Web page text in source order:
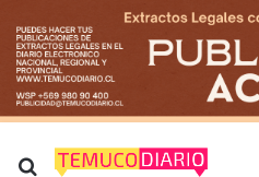
Buscar por